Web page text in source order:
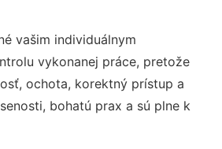
vašim individuálnym
vykonanej práce, pretože
ochota, korektný prístup a
bohatú prax a sú plne k